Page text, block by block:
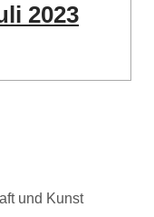
2023
und Kunst